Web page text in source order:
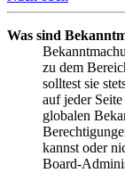
Was sind
zu dem
solltest sie
auf jeder
globalen
kannst oder
Board-